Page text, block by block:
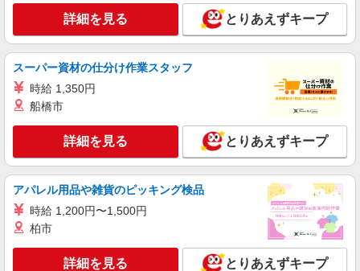
詳細を見る とりあえずキープ
スーパー資材の仕分け作業スタッフ
時給 1,350円
船橋市
詳細を見る とりあえずキープ
アパレル用品や雑貨のピッキング検品
時給 1,200円〜1,500円
柏市
詳細を見る とりあえずキープ